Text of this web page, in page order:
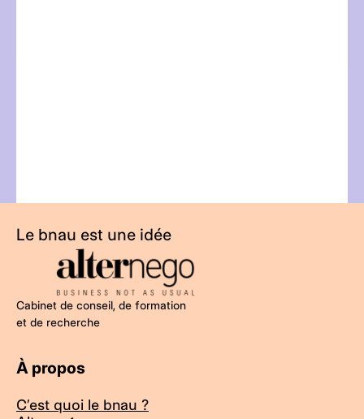
Le bnau est une idée
Cabinet de conseil, de formation
et de recherche
À propos
C’est quoi le bnau ?